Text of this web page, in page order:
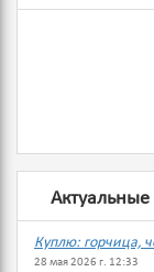
Куплю: горчица,
28 мая 2026 г. 12:33